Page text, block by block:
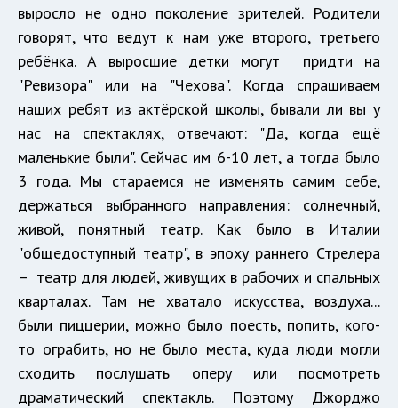
выросло не одно поколение зрителей. Родители
говорят, что ведут к нам уже второго, третьего
ребёнка. А выросшие детки могут придти на
"Ревизора" или на "Чехова". Когда спрашиваем
наших ребят из актёрской школы, бывали ли вы у
нас на спектаклях, отвечают: "Да, когда ещё
маленькие были". Сейчас им 6-10 лет, а тогда было
3 года. Мы стараемся не изменять самим себе,
держаться выбранного направления: солнечный,
живой, понятный театр. Как было в Италии
"общедоступный театр", в эпоху раннего Стрелера
– театр для людей, живущих в рабочих и спальных
кварталах. Там не хватало искусства, воздуха...
были пиццерии, можно было поесть, попить, кого-
то ограбить, но не было места, куда люди могли
сходить послушать оперу или посмотреть
драматический спектакль. Поэтому Джорджо